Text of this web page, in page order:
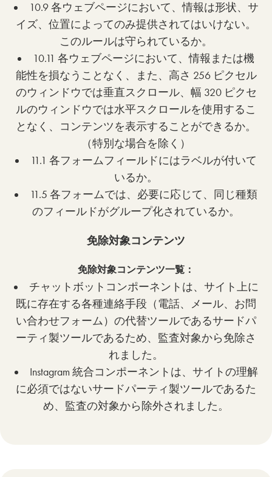
10.9 各ウェブページにおいて、情報は形状、サ
イズ、位置によってのみ提供されてはいけない。
このルールは守られているか。
10.11 各ウェブページにおいて、情報または機
能性を損なうことなく、また、高さ 256 ピクセル
のウィンドウでは垂直スクロール、幅 320 ピクセ
ルのウィンドウでは水平スクロールを使用するこ
となく、コンテンツを表示することができるか。
（特別な場合を除く）
11.1 各フォームフィールドにはラベルが付いて
いるか。
11.5 各フォームでは、必要に応じて、同じ種類
のフィールドがグループ化されているか。
免除対象コンテンツ
免除対象コンテンツ一覧：
チャットボットコンポーネントは、サイト上に
既に存在する各種連絡手段（電話、メール、お問
い合わせフォーム）の代替ツールであるサードパ
ーティ製ツールであるため、監査対象から免除さ
れました。
Instagram 統合コンポーネントは、サイトの理解
に必須ではないサードパーティ製ツールであるた
め、監査の対象から除外されました。